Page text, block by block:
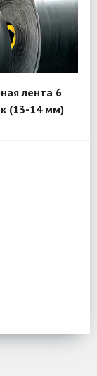
лента 6
(13-14 мм)